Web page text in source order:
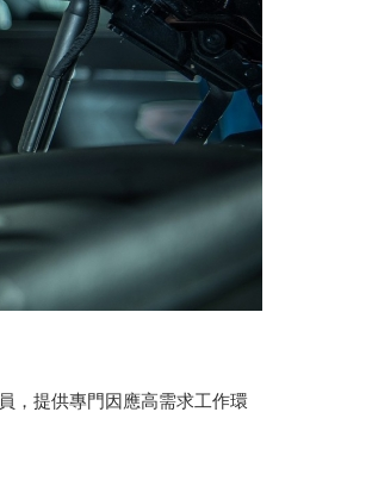
，提供專門因應高需求工作環